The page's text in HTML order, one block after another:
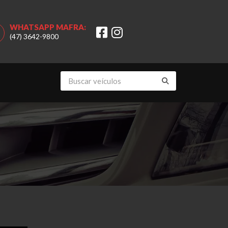
WHATSAPP MAFRA:
(47) 3642-9800